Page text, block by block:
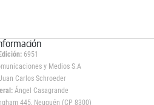
Edición: 6951
y Medios S.A
Carlos Schroeder
Ángel Casagrande
445, Neuquén (CP 8300)